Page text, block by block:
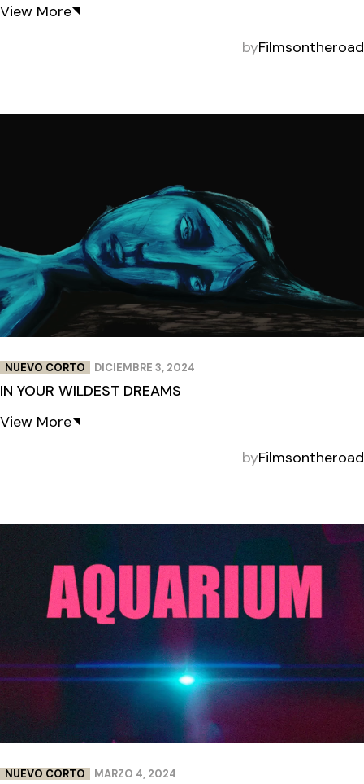
View More
byFilmsontheroad
NUEVO CORTO DICIEMBRE 3, 2024
IN YOUR WILDEST DREAMS
View More
byFilmsontheroad
NUEVO CORTO MARZO 4, 2024